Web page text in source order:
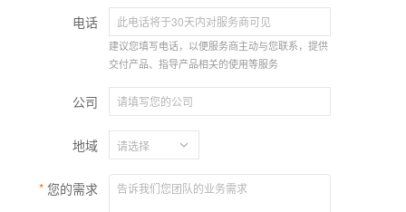
电话
建议您填写电话，以便服务商主动与您联系，提供
交付产品、指导产品相关的使用等服务
公司
地域
您的需求